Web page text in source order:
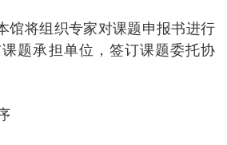
馆将组织专家对课题申报书进行
题承担单位，签订课题委托协